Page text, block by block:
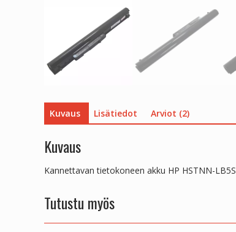
Kuvaus Lisätiedot Arviot (2)
Kuvaus
Kannettavan tietokoneen akku HP HSTNN-LB5S
Tutustu myös